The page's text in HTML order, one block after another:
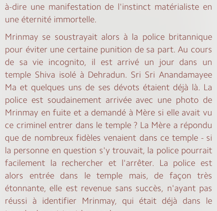
à-dire une manifestation de l'instinct matérialiste en
une éternité immortelle.
Mrinmay se soustrayait alors à la police britannique
pour éviter une certaine punition de sa part. Au cours
de sa vie incognito, il est arrivé un jour dans un
temple Shiva isolé à Dehradun. Sri Sri Anandamayee
Ma et quelques uns de ses dévots étaient déjà là. La
police est soudainement arrivée avec une photo de
Mrinmay en fuite et a demandé à Mère si elle avait vu
ce criminel entrer dans le temple ? La Mère a répondu
que de nombreux fidèles venaient dans ce temple - si
la personne en question s'y trouvait, la police pourrait
facilement la rechercher et l'arrêter. La police est
alors entrée dans le temple mais, de façon très
étonnante, elle est revenue sans succès, n'ayant pas
réussi à identifier Mrinmay, qui était déjà dans le